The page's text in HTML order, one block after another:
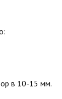
в 10-15 мм.